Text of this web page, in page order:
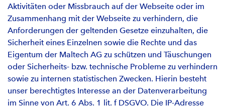
Aktivitäten oder Missbrauch auf der Webseite oder im
Zusammenhang mit der Webseite zu verhindern, die
Anforderungen der geltenden Gesetze einzuhalten, die
Sicherheit eines Einzelnen sowie die Rechte und das
Eigentum der Maltech AG zu schützen und Täuschungen
oder Sicherheits- bzw. technische Probleme zu verhindern
sowie zu internen statistischen Zwecken. Hierin besteht
unser berechtigtes Interesse an der Datenverarbeitung
im Sinne von Art. 6 Abs. 1 lit. f DSGVO. Die IP-Adresse